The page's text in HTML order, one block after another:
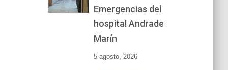
Emergencias del
hospital Andrade
Marín
5 agosto, 2026